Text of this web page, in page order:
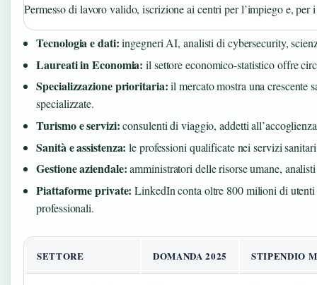
Permesso di lavoro valido, iscrizione ai centri per l’impiego e,
Tecnologia e dati:ingegneri AI, analisti di cybersecurity,
Laureati in Economia: il settore economico-statistico offre
Specializzazione prioritaria:il mercato mostra una crescente
specializzate.
Turismo e servizi:consulenti di viaggio, addetti
Sanità e assistenza: le professioni qualificate nei servizi
Gestione aziendale:amministratori delle risorse umane,
Piattaforme private: LinkedIn conta oltre 800 milioni di utenti
professionali.
SETTORE DOMANDA 2025 STIPENDIO